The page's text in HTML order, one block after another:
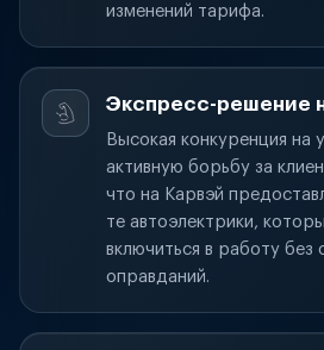
изменений тарифа.
Экспресс-решение
Высокая конкуренция на
активную борьбу за
что на Карвэй
те автоэлектрики,
включиться в работу без
оправданий.